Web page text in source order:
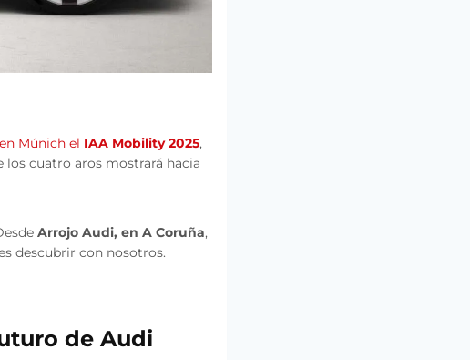
Múnich el IAA Mobility 2025,
los cuatro aros mostrará hacia
Arrojo Audi, en A Coruña,
descubrir con nosotros.
de Audi